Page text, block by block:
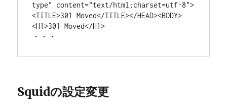
type" content="text/html;charset=utf-8">
<TITLE>301 Moved</TITLE></HEAD><BODY>
<H1>301 Moved</H1>
・・・
Squidの設定変更